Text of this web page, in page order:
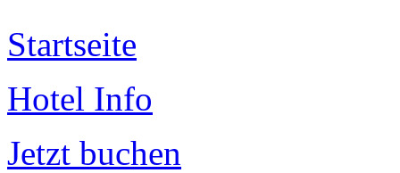
Startseite
Hotel Info
Jetzt buchen